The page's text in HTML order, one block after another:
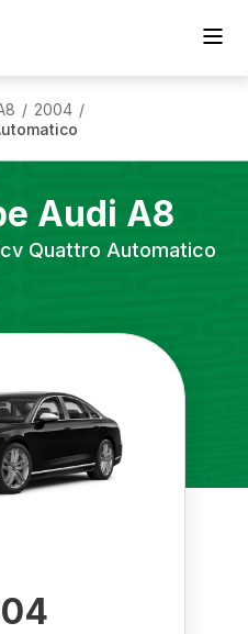
/ 2004 /
Audi A8
Quattro Automatico